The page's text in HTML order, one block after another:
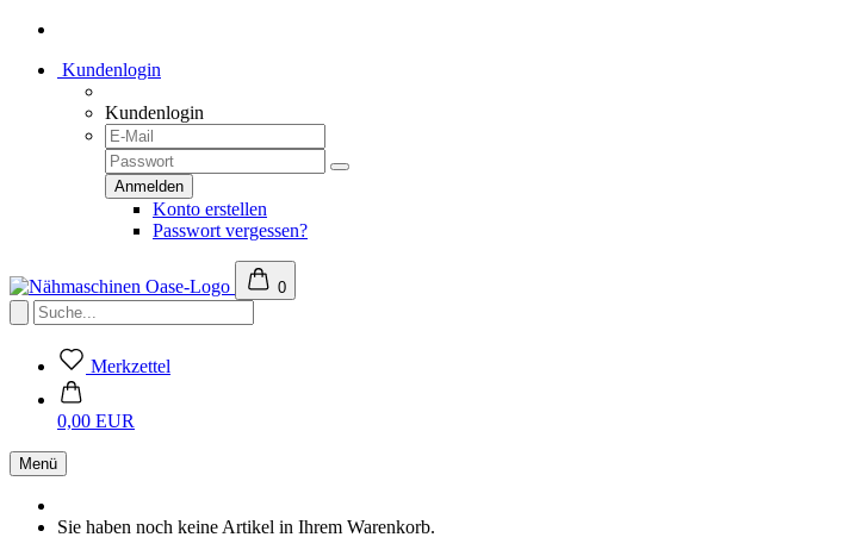
Kundenlogin
Kundenlogin
Konto erstellen
Passwort vergessen?
0
Merkzettel
0,00 EUR
Menü
Sie haben noch keine Artikel in Ihrem Warenkorb.